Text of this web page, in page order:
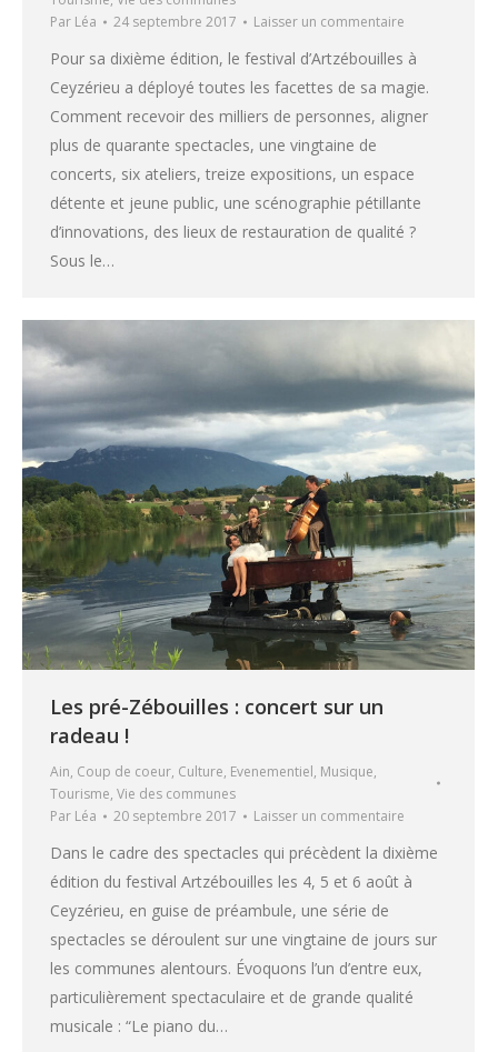
Par Léa 24 septembre 2017 Laisser un commentaire
Pour sa dixième édition, le festival d’Artzébouilles à
Ceyzérieu a déployé toutes les facettes de sa magie.
Comment recevoir des milliers de personnes, aligner
plus de quarante spectacles, une vingtaine de
concerts, six ateliers, treize expositions, un espace
détente et jeune public, une scénographie pétillante
d’innovations, des lieux de restauration de qualité ?
Sous le…
Les pré-Zébouilles : concert sur un
radeau !
Ain, Coup de coeur, Culture, Evenementiel, Musique,
Tourisme, Vie des communes
Par Léa 20 septembre 2017 Laisser un commentaire
Dans le cadre des spectacles qui précèdent la dixième
édition du festival Artzébouilles les 4, 5 et 6 août à
Ceyzérieu, en guise de préambule, une série de
spectacles se déroulent sur une vingtaine de jours sur
les communes alentours. Évoquons l’un d’entre eux,
particulièrement spectaculaire et de grande qualité
musicale : “Le piano du…